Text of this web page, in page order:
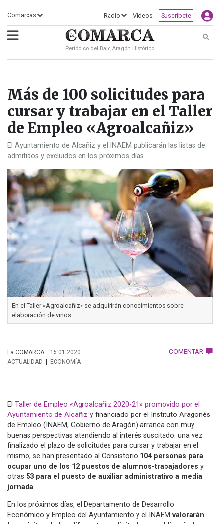
Comarcas Radio Vídeos Suscríbete
Periódico del Bajo Aragón Histórico
Más de 100 solicitudes para
cursar y trabajar en el Taller
de Empleo «Agroalcañiz»
El Ayuntamiento de Alcañiz y el INAEM publicarán las listas de
admitidos y excluidos en los próximos días
En el Taller «Agroalcañiz» se adquirirán conocimientos sobre
elaboración de vinos.
La COMARCA 15 01 2020 COMENTAR
ACTUALIDAD ECONOMÍA
El Taller de Empleo «Agroalcañiz 2020-21» promovido por el
Ayuntamiento de Alcañiz y financiado por el Instituto Aragonés
de Empleo (INAEM, Gobierno de Aragón) arranca con muy
buenas perspectivas atendiendo al interés suscitado: una vez
finalizado el plazo de solicitudes para cursar y trabajar en el
mismo, se han presentado al Consistorio 104 personas para
ocupar uno de los 12 puestos de alumnos-trabajadores y
otras 53 para el puesto de auxiliar administrativo a media
jornada.
En los próximos días, el Departamento de Desarrollo
Económico y Empleo del Ayuntamiento y el INAEM valorarán